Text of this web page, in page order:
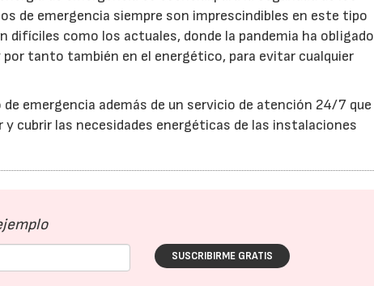
de emergencia siempre son imprescindibles en este tipo
como los actuales, donde la pandemia ha obligado
tanto también en el energético, para evitar cualquier
emergencia además de un servicio de atención 24/7 que
cubrir las necesidades energéticas de las instalaciones
SUSCRIBIRME GRATIS